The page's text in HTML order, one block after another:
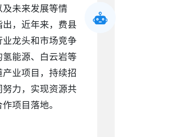
未来发展等情
，近年来，费县
龙头和市场竞争
能源、白云岩等
业项目，持续招
力，实现资源共
项目落地。